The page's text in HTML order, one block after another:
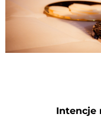
Intencje